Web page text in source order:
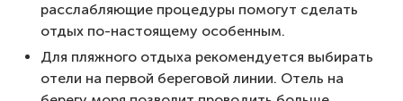
расслабляющие процедуры помогут сделать
отдых по-настоящему особенным.
Для пляжного отдыха рекомендуется выбирать
отели на первой береговой линии. Отель на